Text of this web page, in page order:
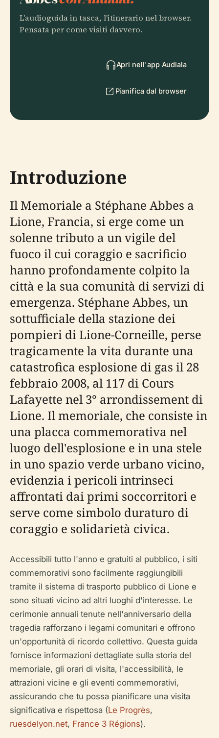
L'audioguida in tasca, l'itinerario nel browser.
Pensata per come visiti davvero.
Apri nell'app Audiala
Pianifica dal browser
Introduzione
Il Memoriale a Stéphane Abbes a
Lione, Francia, si erge come un
solenne tributo a un vigile del
fuoco il cui coraggio e sacrificio
hanno profondamente colpito la
città e la sua comunità di servizi di
emergenza. Stéphane Abbes, un
sottufficiale della stazione dei
pompieri di Lione-Corneille, perse
tragicamente la vita durante una
catastrofica esplosione di gas il 28
febbraio 2008, al 117 di Cours
Lafayette nel 3° arrondissement di
Lione. Il memoriale, che consiste in
una placca commemorativa nel
luogo dell'esplosione e in una stele
in uno spazio verde urbano vicino,
evidenzia i pericoli intrinseci
affrontati dai primi soccorritori e
serve come simbolo duraturo di
coraggio e solidarietà civica.
Accessibili tutto l'anno e gratuiti al pubblico, i siti
commemorativi sono facilmente raggiungibili
tramite il sistema di trasporto pubblico di Lione e
sono situati vicino ad altri luoghi d'interesse. Le
cerimonie annuali tenute nell'anniversario della
tragedia rafforzano i legami comunitari e offrono
un'opportunità di ricordo collettivo. Questa guida
fornisce informazioni dettagliate sulla storia del
memoriale, gli orari di visita, l'accessibilità, le
attrazioni vicine e gli eventi commemorativi,
assicurando che tu possa pianificare una visita
significativa e rispettosa (Le Progrès,
ruesdelyon.net, France 3 Régions).